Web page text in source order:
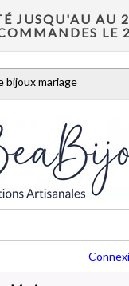
JUSQU'AU AU
LE
bijoux mariage